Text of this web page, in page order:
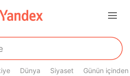
Dünya Siyaset Günün içinden